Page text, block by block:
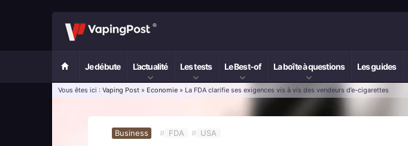
Je débute L’actualité Les tests Le Best-of La boîte à questions Les guides
Vous êtes ici : Vaping Post » Economie » La FDA clarifie ses exigences vis à vis des vendeurs d’e-cigarettes
Business # FDA # USA